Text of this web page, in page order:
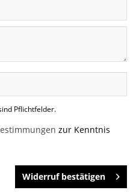
Pflichtfelder.
zur Kenntnis
Widerruf bestätigen